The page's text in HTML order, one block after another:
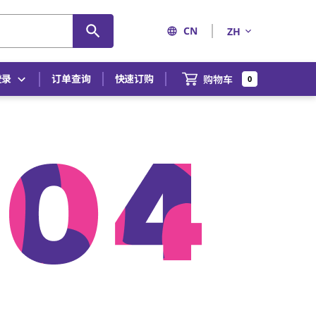
CN ZH
订单查询 快速订购 购物车 0